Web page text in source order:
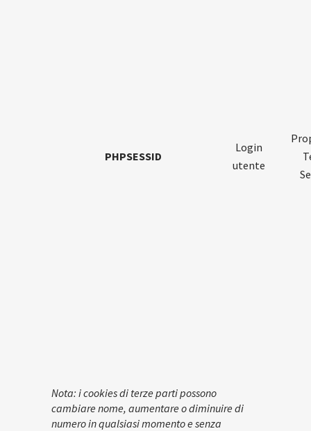
PHPSESSID
Login
utente
Nota: i cookies di terze parti possono
cambiare nome, aumentare o diminuire di
numero in qualsiasi momento e senza